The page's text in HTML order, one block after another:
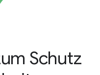
Schutz